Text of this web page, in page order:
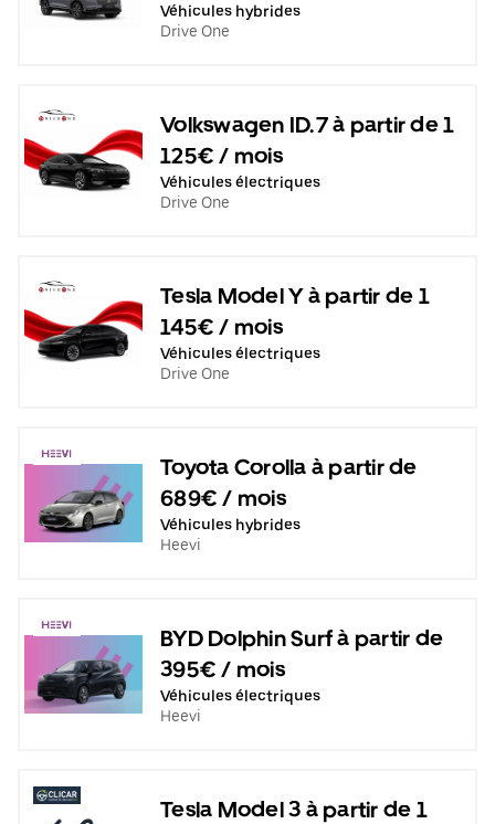
Véhicules hybrides
Drive One
Volkswagen ID.7 à partir de 1
125€ / mois
Véhicules électriques
Drive One
Tesla Model Y à partir de 1
145€ / mois
Véhicules électriques
Drive One
Toyota Corolla à partir de
689€ / mois
Véhicules hybrides
Heevi
BYD Dolphin Surf à partir de
395€ / mois
Véhicules électriques
Heevi
Tesla Model 3 à partir de 1